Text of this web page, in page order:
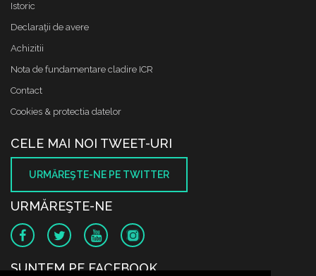
Istoric
Declaraţii de avere
Achizitii
Nota de fundamentare cladire ICR
Contact
Cookies & protectia datelor
CELE MAI NOI TWEET-URI
URMĂREŞTE-NE PE TWITTER
URMĂREŞTE-NE
SUNTEM PE FACEBOOK